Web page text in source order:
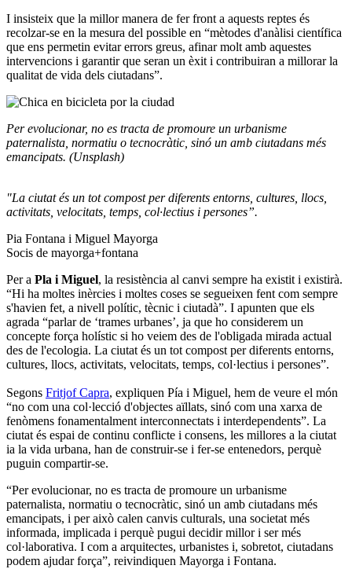
I insisteix que la millor manera de fer front a aquests reptes és
recolzar-se en la mesura del possible en “mètodes d'anàlisi científica
que ens permetin evitar errors greus, afinar molt amb aquestes
intervencions i garantir que seran un èxit i contribuiran a millorar la
qualitat de vida dels ciutadans”.
Per evolucionar, no es tracta de promoure un urbanisme
paternalista, normatiu o tecnocràtic, sinó un amb ciutadans més
emancipats. (Unsplash)
"La ciutat és un tot compost per diferents entorns, cultures, llocs,
activitats, velocitats, temps, col·lectius i persones”.
Pia Fontana i Miguel Mayorga
Socis de mayorga+fontana
Per a Pla i Miguel, la resistència al canvi sempre ha existit i existirà.
“Hi ha moltes inèrcies i moltes coses se segueixen fent com sempre
s'havien fet, a nivell polític, tècnic i ciutadà”. I apunten que els
agrada “parlar de ‘trames urbanes’, ja que ho considerem un
concepte força holístic si ho veiem des de l'obligada mirada actual
des de l'ecologia. La ciutat és un tot compost per diferents entorns,
cultures, llocs, activitats, velocitats, temps, col·lectius i persones”.
Segons Fritjof Capra, expliquen Pía i Miguel, hem de veure el món
“no com una col·lecció d'objectes aïllats, sinó com una xarxa de
fenòmens fonamentalment interconnectats i interdependents”. La
ciutat és espai de continu conflicte i consens, les millores a la ciutat
ia la vida urbana, han de construir-se i fer-se entenedors, perquè
puguin compartir-se.
“Per evolucionar, no es tracta de promoure un urbanisme
paternalista, normatiu o tecnocràtic, sinó un amb ciutadans més
emancipats, i per això calen canvis culturals, una societat més
informada, implicada i perquè pugui decidir millor i ser més
col·laborativa. I com a arquitectes, urbanistes i, sobretot, ciutadans
podem ajudar força”, reivindiquen Mayorga i Fontana.